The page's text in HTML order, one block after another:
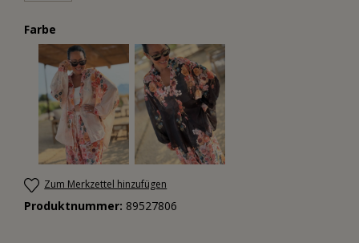
Farbe
Zum Merkzettel hinzufügen
Produktnummer: 89527806